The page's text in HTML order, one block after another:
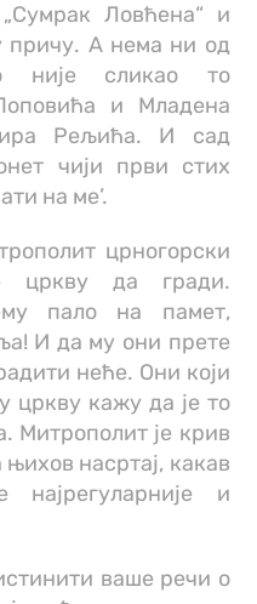
Ловћена“ и
причу. А нема ни од
није сликао то
и Младена
Рељића. И сад
чији први стих
на ме’.
црногорски
цркву да гради.
пало на памет,
И да му они прете
неће. Они који
цркву кажу да је то
Митрополит је крив
насртај, какав
и
ваше речи о